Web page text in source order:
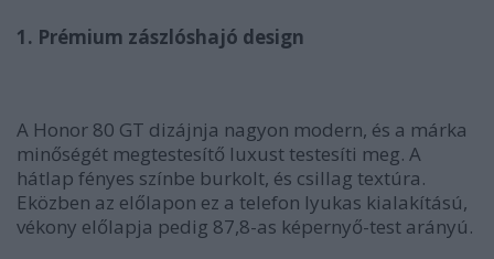
1. Prémium zászlóshajó design
A Honor 80 GT dizájnja nagyon modern, és a márka
minőségét megtestesítő luxust testesíti meg. A
hátlap fényes színbe burkolt, és csillag textúra.
Eközben az előlapon ez a telefon lyukas kialakítású,
vékony előlapja pedig 87,8-as képernyő-test arányú.